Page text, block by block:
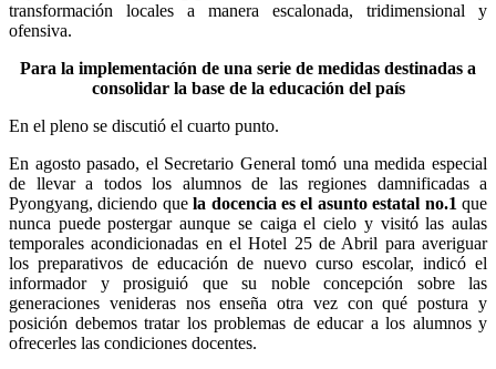
transformación locales a manera escalonada, tridimensional y
ofensiva.
Para la implementación de una serie de medidas destinadas a
consolidar la base de la educación del país
En el pleno se discutió el cuarto punto.
En agosto pasado, el Secretario General tomó una medida especial
de llevar a todos los alumnos de las regiones damnificadas a
Pyongyang, diciendo quela docencia es el asunto estatal no.1 que
nunca puede postergar aunque se caiga el cielo y visitó las aulas
temporales acondicionadas en el Hotel 25 de Abril para averiguar
los preparativos de educación de nuevo curso escolar, indicó el
informador y prosiguió que su noble concepción sobre las
generaciones venideras nos enseña otra vez con qué postura y
posición debemos tratar los problemas de educar a los alumnos y
ofrecerles las condiciones docentes.